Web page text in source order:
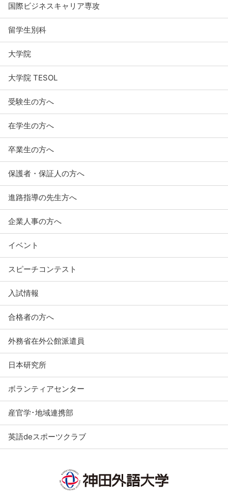
国際ビジネスキャリア専攻
留学生別科
大学院
大学院 TESOL
受験生の方へ
在学生の方へ
卒業生の方へ
保護者・保証人の方へ
進路指導の先生方へ
企業人事の方へ
イベント
スピーチコンテスト
入試情報
合格者の方へ
外務省在外公館派遣員
日本研究所
ボランティアセンター
産官学･地域連携部
英語deスポーツクラブ